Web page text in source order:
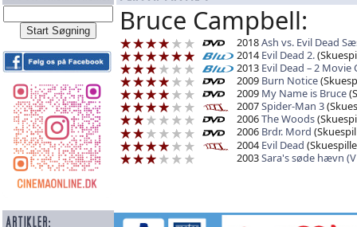
Bruce Campbell:
2018Ash vs. Evil Dead
2014 Evil Dead 2.
2013 Evil Dead – 2 Movie
2009 Burn Notice
2009 My Name is Bruce
2007Spider-Man 3
2006The Woods
2006 Brdr. Mord
2004 Evil Dead
2003Sara's søde hævn